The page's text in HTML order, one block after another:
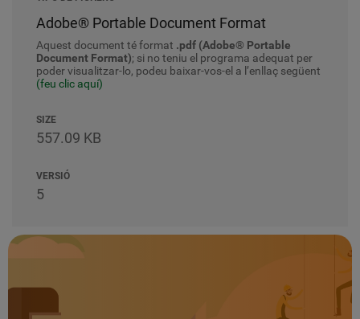
Adobe® Portable Document Format
Aquest document té format .pdf (Adobe® Portable
Document Format); si no teniu el programa adequat per
poder visualitzar-lo, podeu baixar-vos-el a l’enllaç següent
(feu clic aquí)
SIZE
557.09 KB
VERSIÓ
5